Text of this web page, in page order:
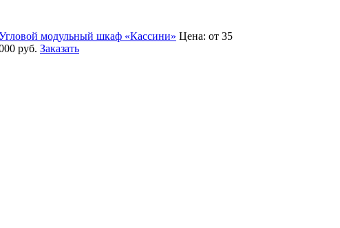
модульный шкаф «Кассини» Цена: от 35
руб. Заказать